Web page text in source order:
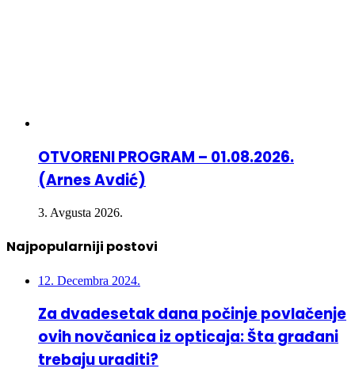
OTVORENI PROGRAM – 01.08.2026.
(Arnes Avdić)
3. Avgusta 2026.
Najpopularniji postovi
12. Decembra 2024.
Za dvadesetak dana počinje povlačenje
ovih novčanica iz opticaja: Šta građani
trebaju uraditi?